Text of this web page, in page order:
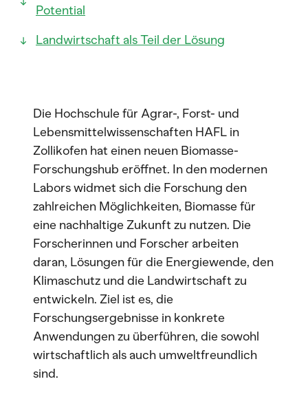
Potential
Landwirtschaft als Teil der Lösung
Die Hochschule für Agrar-, Forst- und
Lebensmittelwissenschaften HAFL in
Zollikofen hat einen neuen Biomasse-
Forschungshub eröffnet. In den modernen
Labors widmet sich die Forschung den
zahlreichen Möglichkeiten, Biomasse für
eine nachhaltige Zukunft zu nutzen. Die
Forscherinnen und Forscher arbeiten
daran, Lösungen für die Energiewende, den
Klimaschutz und die Landwirtschaft zu
entwickeln. Ziel ist es, die
Forschungsergebnisse in konkrete
Anwendungen zu überführen, die sowohl
wirtschaftlich als auch umweltfreundlich
sind.